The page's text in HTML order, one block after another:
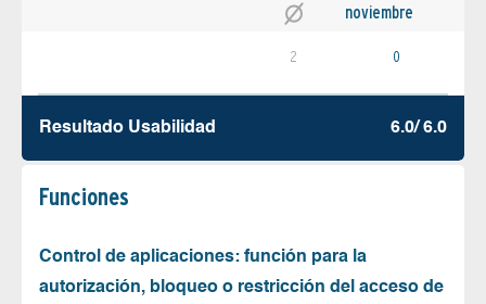
noviembre
2 0
Resultado Usabilidad 6.0/ 6.0
Funciones
Control de aplicaciones: función para la
autorización, bloqueo o restricción del acceso de